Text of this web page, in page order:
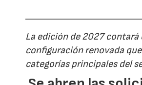
La edición de 2027 contará
configuración renovada
categorías principales del